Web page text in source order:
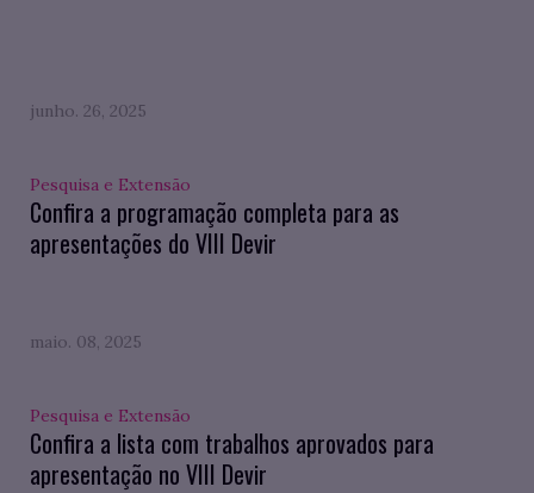
junho. 26, 2025
Pesquisa e Extensão
Confira a programação completa para as
apresentações do VIII Devir
maio. 08, 2025
Pesquisa e Extensão
Confira a lista com trabalhos aprovados para
apresentação no VIII Devir